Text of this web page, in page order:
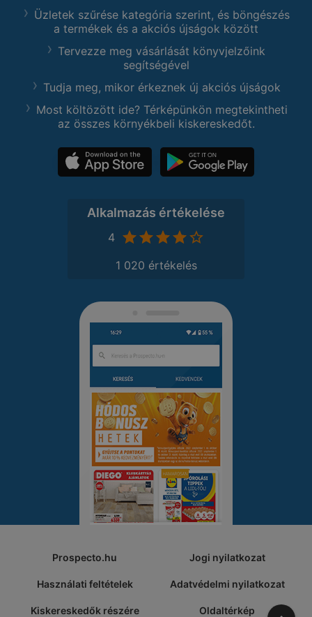
Üzletek szűrése kategória szerint, és böngészés
a termékek és a akciós újságok között
Tervezze meg vásárlását könyvjelzőink
segítségével
Tudja meg, mikor érkeznek új akciós újságok
Most költözött ide? Térképünkön megtekintheti
az összes környékbeli kiskereskedőt.
Alkalmazás értékelése
4
1 020 értékelés
Prospecto.hu Jogi nyilatkozat
Használati feltételek Adatvédelmi nyilatkozat
Kiskereskedők részére Oldaltérkép